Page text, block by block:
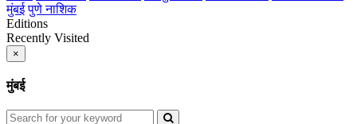
मुंबई पुणेनाशिक
Editions
Recently Visited
×
मुंबई